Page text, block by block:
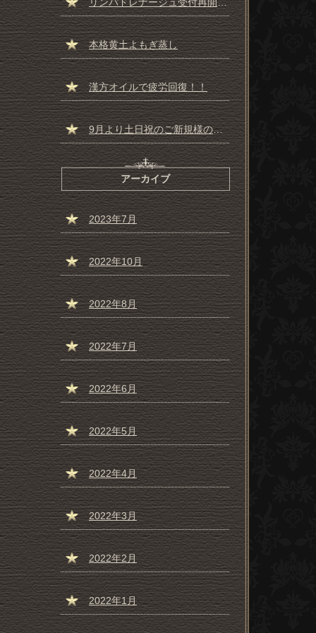
本格黄土よもぎ蒸し
漢方オイルで疲労回復！！
9月より土日祝のご新規様の受付一時停止のお知らせ
アーカイブ
2023年7月
2022年10月
2022年8月
2022年7月
2022年6月
2022年5月
2022年4月
2022年3月
2022年2月
2022年1月